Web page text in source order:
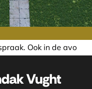
of in het weekend
Vught